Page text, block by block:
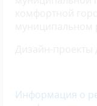
Информация о